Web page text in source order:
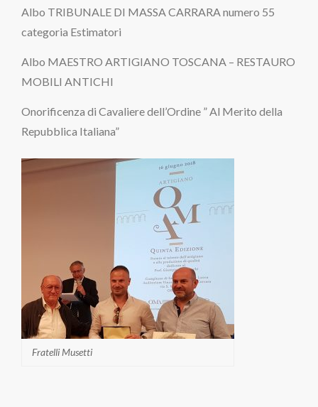
Albo TRIBUNALE DI MASSA CARRARA numero 55
categoria Estimatori
Albo MAESTRO ARTIGIANO TOSCANA – RESTAURO
MOBILI ANTICHI
Onorificenza di Cavaliere dell’Ordine ” Al Merito della
Repubblica Italiana”
Fratelli Musetti